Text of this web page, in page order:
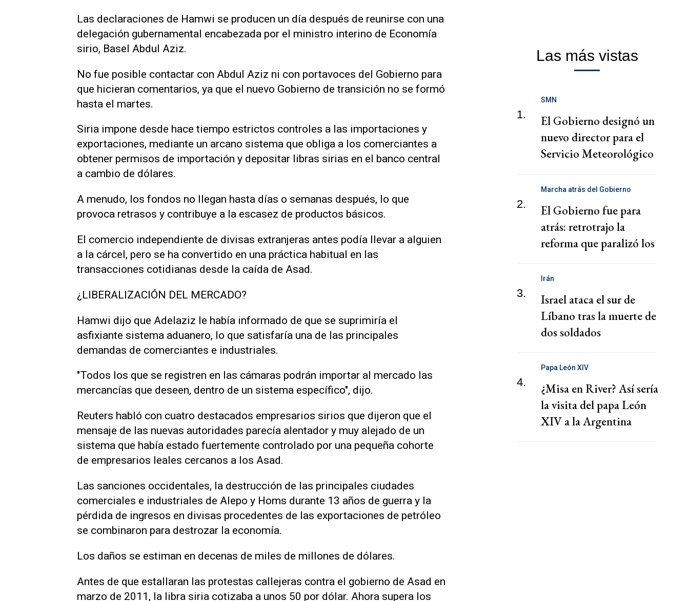
Las declaraciones de Hamwi se producen un día después de reunirse con una
delegación gubernamental encabezada por el ministro interino de Economía
sirio, Basel Abdul Aziz.
No fue posible contactar con Abdul Aziz ni con portavoces del Gobierno para
que hicieran comentarios, ya que el nuevo Gobierno de transición no se formó
hasta el martes.
Siria impone desde hace tiempo estrictos controles a las importaciones y
exportaciones, mediante un arcano sistema que obliga a los comerciantes a
obtener permisos de importación y depositar libras sirias en el banco central
a cambio de dólares.
A menudo, los fondos no llegan hasta días o semanas después, lo que
provoca retrasos y contribuye a la escasez de productos básicos.
El comercio independiente de divisas extranjeras antes podía llevar a alguien
a la cárcel, pero se ha convertido en una práctica habitual en las
transacciones cotidianas desde la caída de Asad.
¿LIBERALIZACIÓN DEL MERCADO?
Hamwi dijo que Adelaziz le había informado de que se suprimiría el
asfixiante sistema aduanero, lo que satisfaría una de las principales
demandas de comerciantes e industriales.
"Todos los que se registren en las cámaras podrán importar al mercado las
mercancías que deseen, dentro de un sistema específico", dijo.
Reuters habló con cuatro destacados empresarios sirios que dijeron que el
mensaje de las nuevas autoridades parecía alentador y muy alejado de un
sistema que había estado fuertemente controlado por una pequeña cohorte
de empresarios leales cercanos a los Asad.
Las sanciones occidentales, la destrucción de las principales ciudades
comerciales e industriales de Alepo y Homs durante 13 años de guerra y la
pérdida de ingresos en divisas procedentes de las exportaciones de petróleo
se combinaron para destrozar la economía.
Los daños se estiman en decenas de miles de millones de dólares.
Antes de que estallaran las protestas callejeras contra el gobierno de Asad en
marzo de 2011, la libra siria cotizaba a unos 50 por dólar. Ahora supera los
Las más vistas
1.
SMN
El Gobierno designó un
nuevo director para el
Servicio Meteorológico
2.
Marcha atrás del Gobierno
El Gobierno fue para
atrás: retrotrajo la
reforma que paralizó los
3.
Irán
Israel ataca el sur de
Líbano tras la muerte de
dos soldados
4.
Papa León XIV
¿Misa en River? Así sería
la visita del papa León
XIV a la Argentina